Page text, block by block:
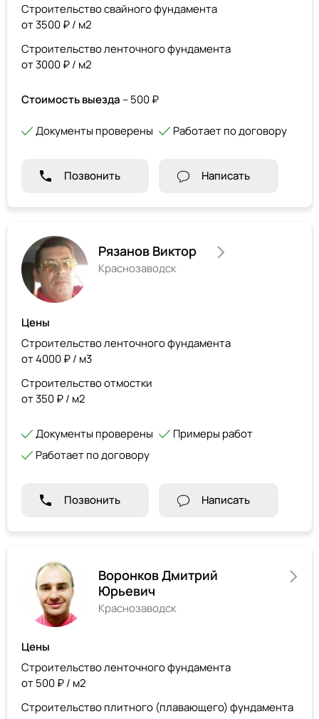
Строительство свайного фундамента
от 3500 ₽ / м2
Строительство ленточного фундамента
от 3000 ₽ / м2
Стоимость выезда – 500 ₽
Документы проверены Работает по договору
Позвонить Написать
Рязанов Виктор
Краснозаводск
Цены
Строительство ленточного фундамента
от 4000 ₽ / м3
Строительство отмостки
от 350 ₽ / м2
Документы проверены
Примеры работ
Работает по договору
Позвонить Написать
Воронков Дмитрий
Юрьевич
Краснозаводск
Цены
Строительство ленточного фундамента
от 500 ₽ / м2
Строительство плитного (плавающего) фундамента